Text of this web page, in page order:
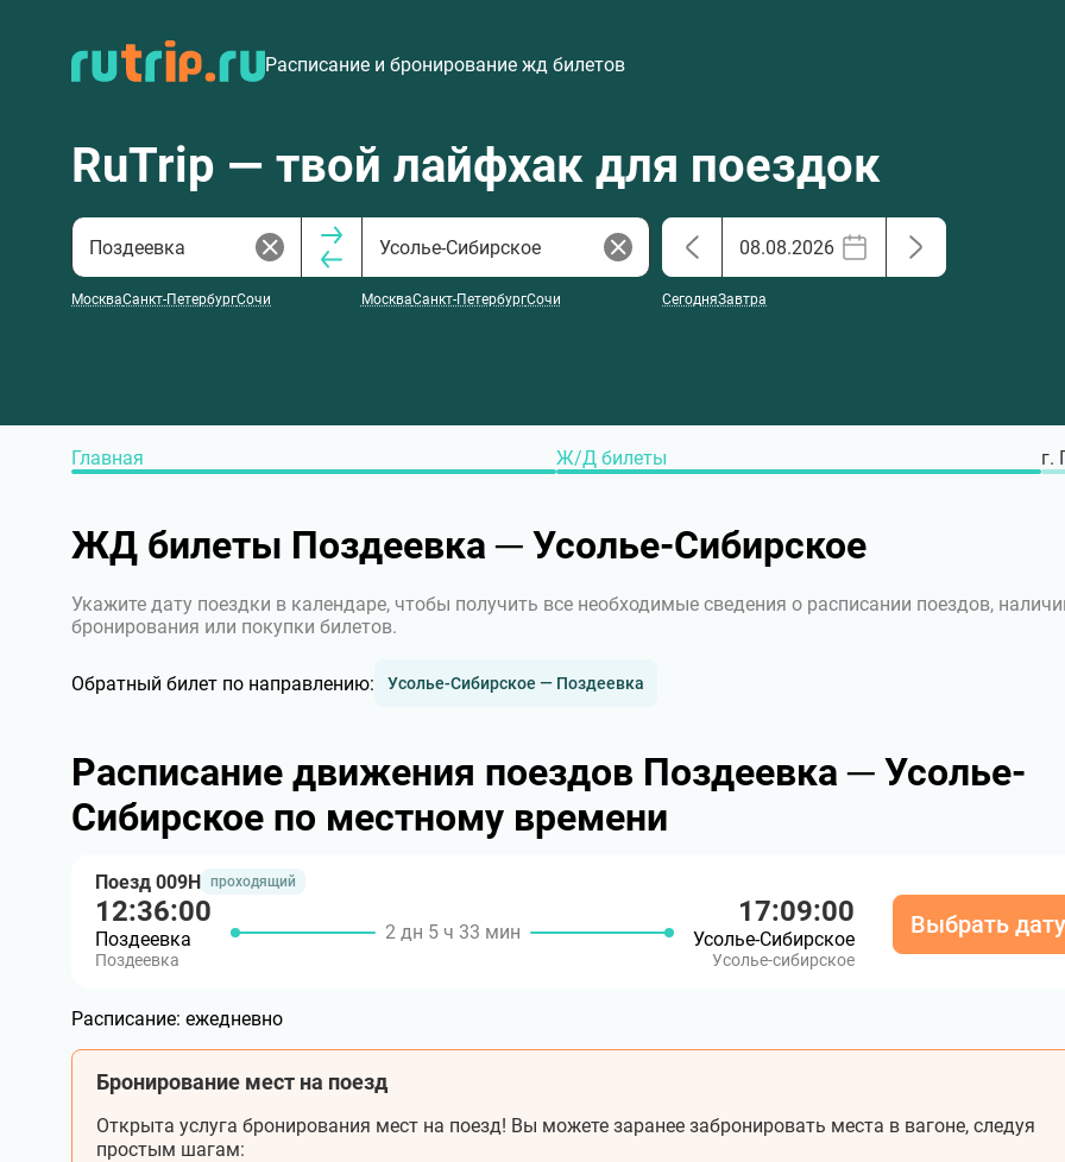
Расписание и бронирование жд билетов
RuTrip — твой лайфхак для поездок
МоскваСанкт-ПетербургСочи МоскваСанкт-ПетербургСочи СегодняЗавтра
Главная Ж/Д билеты г.
ЖД билеты Поздеевка ─ Усолье-Сибирское
Укажите дату поездки в календаре, чтобы получить все необходимые сведения о расписании поездов,
бронирования или покупки билетов.
Обратный билет по направлению: Усолье-Сибирское — Поздеевка
Расписание движения поездов Поздеевка ─ Усолье-
Сибирское по местному времени
Поезд 009Н проходящий
12:36:00
Поздеевка
Поздеевка
2 дн 5 ч 33 мин
17:09:00
Усолье-Сибирское
Усолье-сибирское
Выбрать дату
Расписание: ежедневно
Бронирование мест на поезд
Открыта услуга бронирования мест на поезд! Вы можете заранее забронировать места в вагоне, следуя
простым шагам: